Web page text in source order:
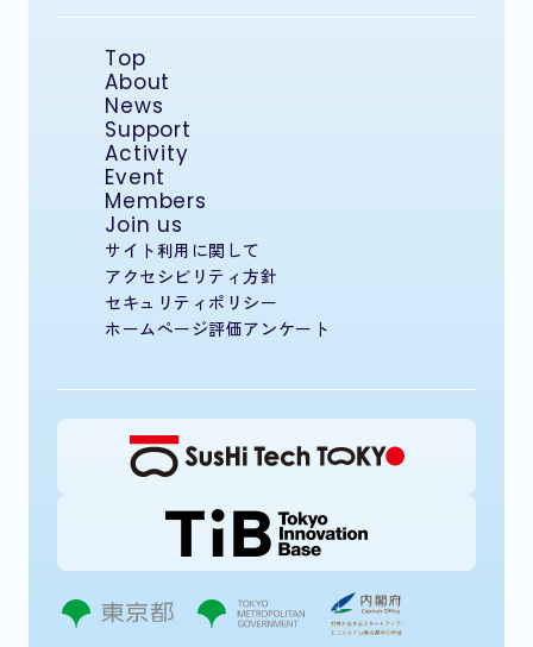
Top
About
News
Support
Activity
Event
Members
Join us
サイト利用に関して
アクセシビリティ方針
セキュリティポリシー
ホームページ評価アンケート